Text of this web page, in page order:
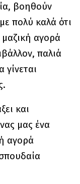
βοηθούν
πολύ καλά ότι
αγορά
παλιά
και
μας ένα
αγορά